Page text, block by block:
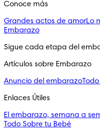
Conoce más
Grandes actos de amorLo
Embarazo
Sigue cada etapa del
Artículos sobre Embarazo
Anuncio del embarazo
Enlaces Útiles
El embarazo, semana a
Todo Sobre tu Bebé